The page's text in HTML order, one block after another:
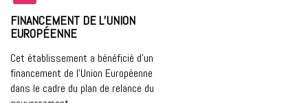
FINANCEMENT DE L’UNION
EUROPÉENNE
Cet établissement a bénéficié d’un
financement de l’Union Européenne
dans le cadre du plan de relance du